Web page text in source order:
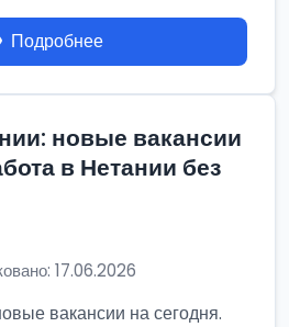
Подробнее
новые вакансии
в Нетании без
17.06.2026
вакансии на сегодня.